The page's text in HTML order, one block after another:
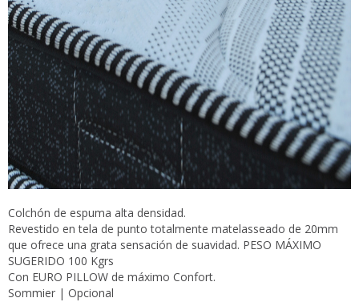
Colchón de espuma alta densidad.
Revestido en tela de punto totalmente matelasseado de 20mm
que ofrece una grata sensación de suavidad. PESO MÁXIMO
SUGERIDO 100 Kgrs
Con EURO PILLOW de máximo Confort.
Sommier | Opcional